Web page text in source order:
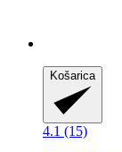
Košarica
4.1 (15)